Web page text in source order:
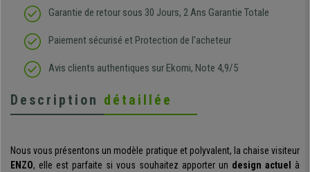
Garantie de retour sous 30 Jours, 2 Ans Garantie Totale
Paiement sécurisé et Protection de l'acheteur
Avis clients authentiques sur Ekomi, Note 4,9/5
Description détaillée
Nous vous présentons un modèle pratique et polyvalent, la chaise visiteur
ENZO, elle est parfaite si vous souhaitez apporter un design actuel
à